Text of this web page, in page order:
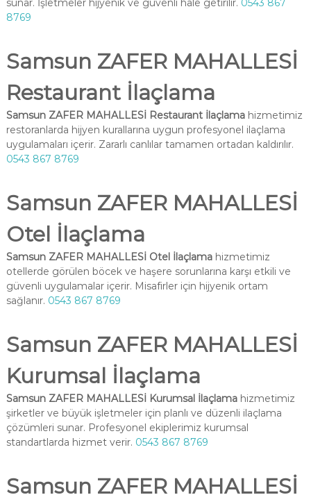
sunar. İşletmeler hijyenik ve güvenli hale getirilir. 0543 867
8769
Samsun ZAFER MAHALLESİ
Restaurant İlaçlama
Samsun ZAFER MAHALLESİ Restaurant İlaçlamahizmetimiz
restoranlarda hijyen kurallarına uygun profesyonel ilaçlama
uygulamaları içerir. Zararlı canlılar tamamen ortadan kaldırılır.
0543 867 8769
Samsun ZAFER MAHALLESİ
Otel İlaçlama
Samsun ZAFER MAHALLESİ Otel İlaçlamahizmetimiz
otellerde görülen böcek ve haşere sorunlarına karşı etkili ve
güvenli uygulamalar içerir. Misafirler için hijyenik ortam
sağlanır. 0543 867 8769
Samsun ZAFER MAHALLESİ
Kurumsal İlaçlama
Samsun ZAFER MAHALLESİ Kurumsal İlaçlamahizmetimiz
şirketler ve büyük işletmeler için planlı ve düzenli ilaçlama
çözümleri sunar. Profesyonel ekiplerimiz kurumsal
standartlarda hizmet verir. 0543 867 8769
Samsun ZAFER MAHALLESİ